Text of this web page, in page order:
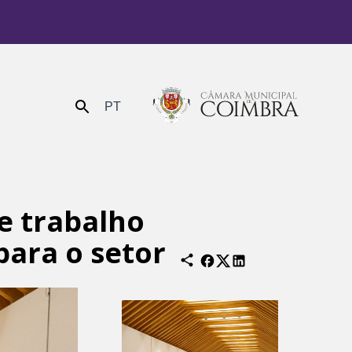
Enviar PT
trabalho
o setor